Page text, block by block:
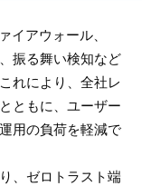
イアウォール、
振る舞い検知など
れにより、全社レ
ともに、ユーザー
用の負荷を軽減で
、ゼロトラスト端